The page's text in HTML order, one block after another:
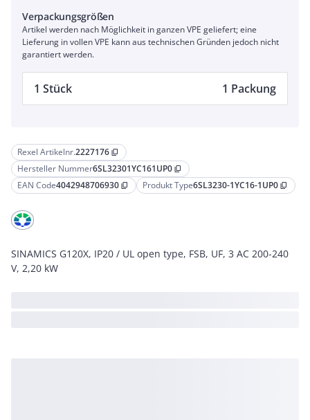
Rexel Artikelnr.2227176 content_copy
Hersteller Nummer6SL32301YC161UP0 content_copy
EAN Code4042948706930 content_copy Produkt Type6SL3230-1YC16-1UP0 content_copy
SINAMICS G120X, IP20 / UL open type, FSB, UF, 3 AC 200-240
V, 2,20 kW
Verpackungsgrößen
Artikel werden nach Möglichkeit in ganzen VPE geliefert; eine
Lieferung in vollen VPE kann aus technischen Gründen jedoch nicht
garantiert werden.
1 Stück 1 Packung